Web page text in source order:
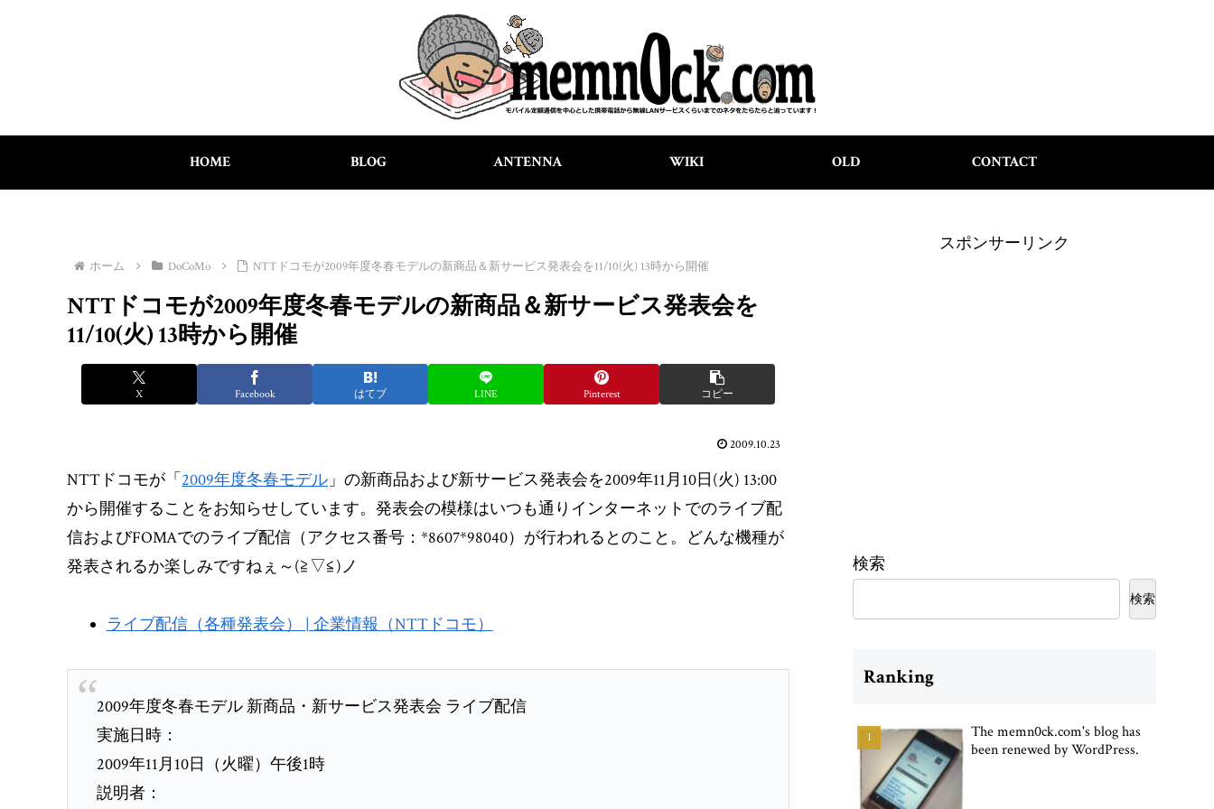
HOME BLOG ANTENNA WIKI OLD CONTACT
ホーム DoCoMo NTTドコモが2009年度冬春モデルの新商品＆新サービス発表会を11/10(火) 13時から開催
NTTドコモが2009年度冬春モデルの新商品＆新サービス発表会を
11/10(火) 13時から開催
X Facebook はてブ LINE Pinterest コピー
2009.10.23
NTTドコモが「 2009年度冬春モデル 」の新商品および新サービス発表会を2009年11月10日(火) 13:00
から開催することをお知らせしています。発表会の模様はいつも通りインターネットでのライブ配
信およびFOMAでのライブ配信（アクセス番号：*8607*98040）が行われるとのこと。どんな機種が
発表されるか楽しみですねぇ～(≧▽≦)ノ
ライブ配信（各種発表会） | 企業情報（NTTドコモ）
2009年度冬春モデル 新商品・新サービス発表会 ライブ配信
実施日時：
2009年11月10日（火曜）午後1時
説明者：
スポンサーリンク
検索
検索
Ranking
The memn0ck.com's blog has
been renewed by WordPress.